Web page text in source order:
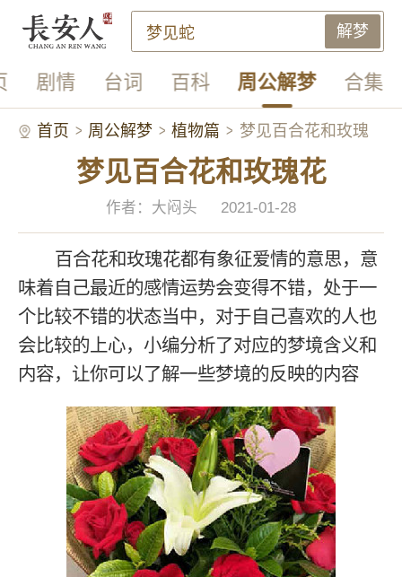
解梦
剧情 台词 百科 周公解梦 合集
首页 周公解梦 植物篇 梦见百合花和玫瑰
花
梦见百合花和玫瑰花
作者：大闷头 2021-01-28
百合花和玫瑰花都有象征爱情的意思，意
味着自己最近的感情运势会变得不错，处于一
个比较不错的状态当中，对于自己喜欢的人也
会比较的上心，小编分析了对应的梦境含义和
内容，让你可以了解一些梦境的反映的内容